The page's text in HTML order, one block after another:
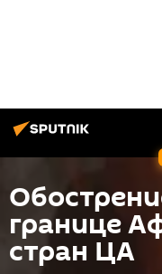
границе
стран ЦА